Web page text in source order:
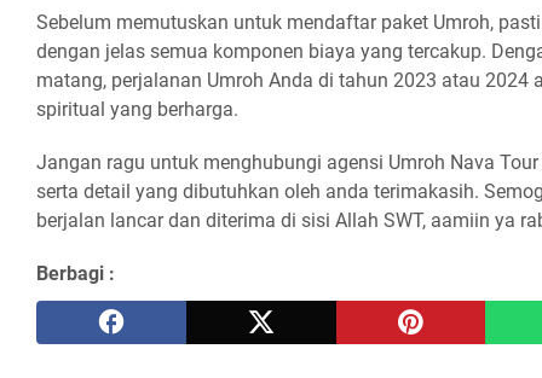
Sebelum memutuskan untuk mendaftar paket Umroh,
dengan jelas semua komponen biaya yang tercakup.
matang, perjalanan Umroh Anda di tahun 2023 atau 2024
spiritual yang berharga.
Jangan ragu untuk menghubungi agensi Umroh Nava
serta detail yang dibutuhkan oleh anda terimakasih.
berjalan lancar dan diterima di sisi Allah SWT, aamiin ya
Berbagi :